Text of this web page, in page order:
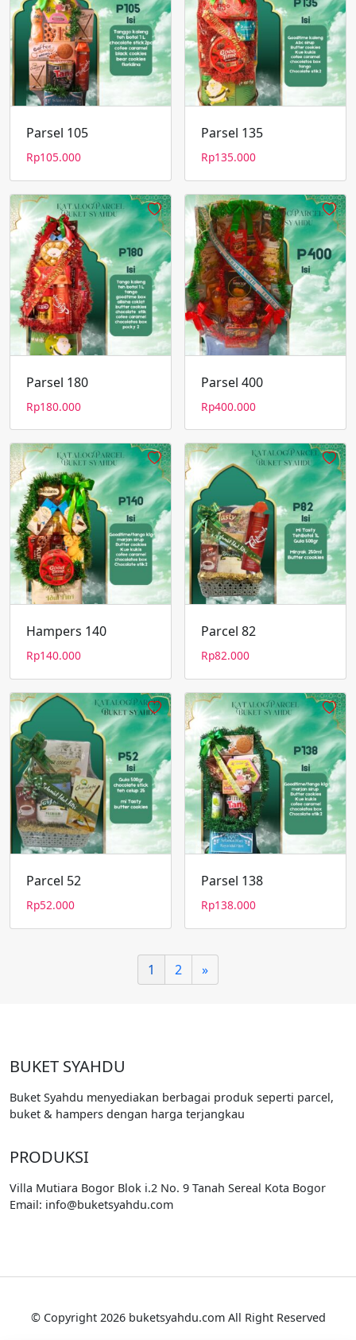
Parsel 105
Rp105.000
Parsel 135
Rp135.000
Parsel 180
Rp180.000
Parsel 400
Rp400.000
Hampers 140
Rp140.000
Parcel 82
Rp82.000
Parcel 52
Rp52.000
Parsel 138
Rp138.000
1 2 »
BUKET SYAHDU
Buket Syahdu menyediakan berbagai produk seperti parcel,
buket & hampers dengan harga terjangkau
PRODUKSI
Villa Mutiara Bogor Blok i.2 No. 9 Tanah Sereal Kota Bogor
Email: info@buketsyahdu.com
© Copyright 2026 buketsyahdu.com All Right Reserved